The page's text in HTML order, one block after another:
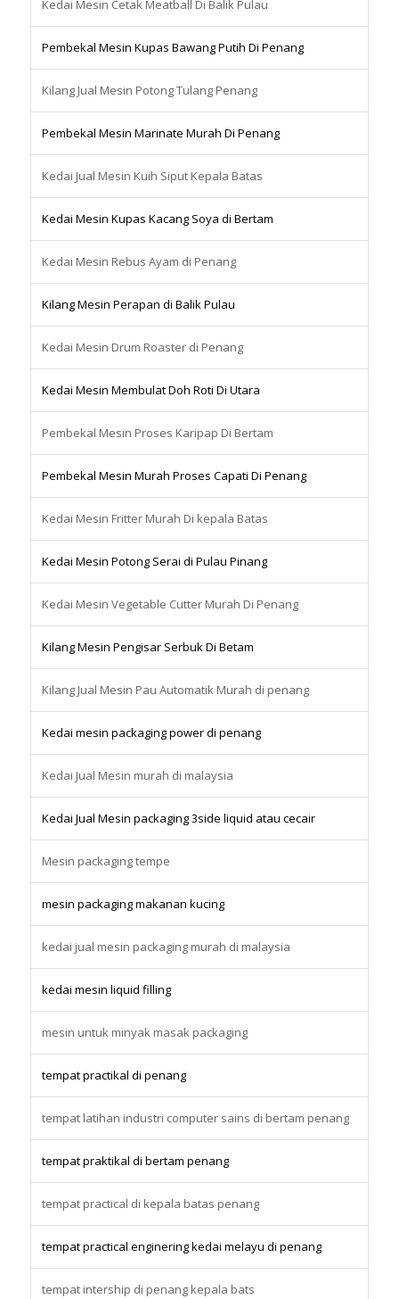
Kedai Mesin Cetak Meatball Di Balik Pulau
Pembekal Mesin Kupas Bawang Putih Di Penang
Kilang Jual Mesin Potong Tulang Penang
Pembekal Mesin Marinate Murah Di Penang
Kedai Jual Mesin Kuih Siput Kepala Batas
Kedai Mesin Kupas Kacang Soya di Bertam
Kedai Mesin Rebus Ayam di Penang
Kilang Mesin Perapan di Balik Pulau
Kedai Mesin Drum Roaster di Penang
Kedai Mesin Membulat Doh Roti Di Utara
Pembekal Mesin Proses Karipap Di Bertam
Pembekal Mesin Murah Proses Capati Di Penang
Kedai Mesin Fritter Murah Di kepala Batas
Kedai Mesin Potong Serai di Pulau Pinang
Kedai Mesin Vegetable Cutter Murah Di Penang
Kilang Mesin Pengisar Serbuk Di Betam
Kilang Jual Mesin Pau Automatik Murah di penang
Kedai mesin packaging power di penang
Kedai Jual Mesin murah di malaysia
Kedai Jual Mesin packaging 3side liquid atau cecair
Mesin packaging tempe
mesin packaging makanan kucing
kedai jual mesin packaging murah di malaysia
kedai mesin liquid filling
mesin untuk minyak masak packaging
tempat practikal di penang
tempat latihan industri computer sains di bertam penang
tempat praktikal di bertam penang
tempat practical di kepala batas penang
tempat practical enginering kedai melayu di penang
tempat intership di penang kepala bats